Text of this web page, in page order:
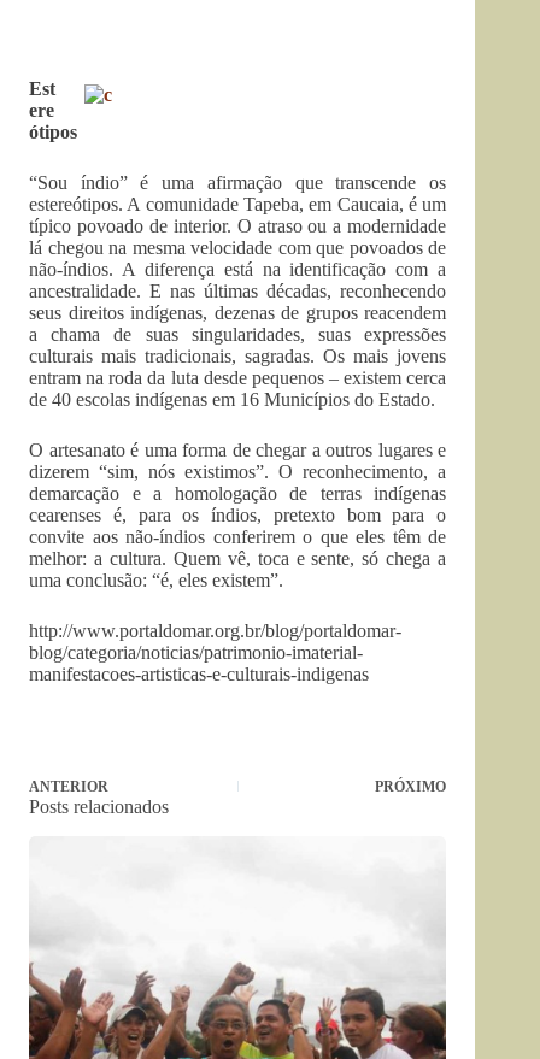
Est
ere
ótipos
“Sou índio” é uma afirmação que transcende os
estereótipos. A comunidade Tapeba, em Caucaia, é um
típico povoado de interior. O atraso ou a modernidade
lá chegou na mesma velocidade com que povoados de
não-índios. A diferença está na identificação com a
ancestralidade. E nas últimas décadas, reconhecendo
seus direitos indígenas, dezenas de grupos reacendem
a chama de suas singularidades, suas expressões
culturais mais tradicionais, sagradas. Os mais jovens
entram na roda da luta desde pequenos – existem cerca
de 40 escolas indígenas em 16 Municípios do Estado.
O artesanato é uma forma de chegar a outros lugares e
dizerem “sim, nós existimos”. O reconhecimento, a
demarcação e a homologação de terras indígenas
cearenses é, para os índios, pretexto bom para o
convite aos não-índios conferirem o que eles têm de
melhor: a cultura. Quem vê, toca e sente, só chega a
uma conclusão: “é, eles existem”.
http://www.portaldomar.org.br/blog/portaldomar-
blog/categoria/noticias/patrimonio-imaterial-
manifestacoes-artisticas-e-culturais-indigenas
ANTERIOR PRÓXIMO
Posts relacionados